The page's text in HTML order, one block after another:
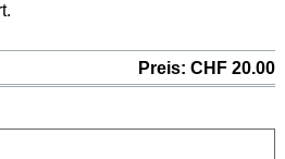
Preis: CHF 20.00